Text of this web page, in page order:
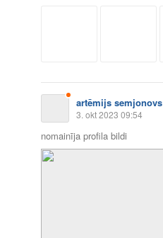
artēmijs semjonovs
3. okt 2023 09:54
nomainīja profila bildi